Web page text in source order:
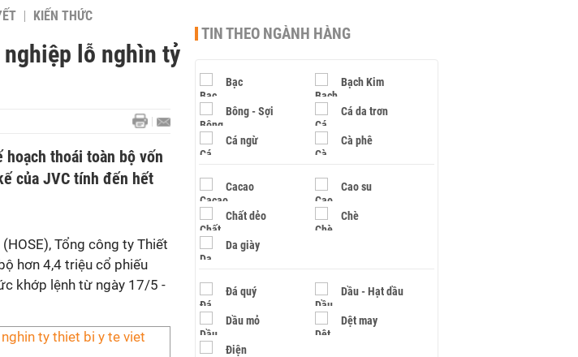
KIẾN THỨC
lỗ nghìn tỷ
thoái toàn bộ vốn
của JVC tính đến hết
Tổng công ty Thiết
hơn 4,4 triệu cổ phiếu
khớp lệnh từ ngày 17/5 -
TIN THEO NGÀNH HÀNG
Bạc Bạch Kim
Bông - Sợi Cá da trơn
Cá ngừ Cà phê
Cacao Cao su
Chất dẻo Chè
Da giày
Đá quý Dầu - Hạt dầu
Dầu mỏ Dệt may
Điện